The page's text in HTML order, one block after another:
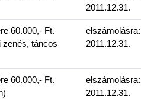
2011.12.31.
60.000,- Ft.
zenés, táncos
elszámolásra:
2011.12.31.
60.000,- Ft.
elszámolásra:
2011.12.31.